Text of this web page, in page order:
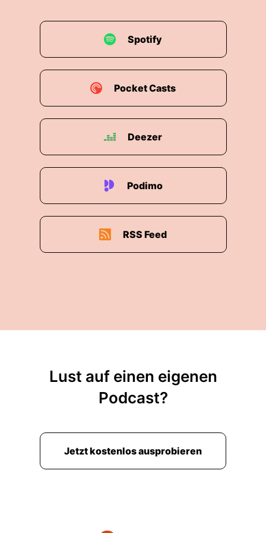
00:01:29: für dich nicht.
00:01:30: Ich hab
00:01:30: einen Parat...
00:01:33: Gut sind sie nicht zu Hause.
00:01:34: Egal.
00:01:35: Nebenbei ich habe auch keine
00:01:39: Jetzt mal im Ernst.
00:01:49: Kleines Provinzen ist mit zehn
Millionen Einwohnern.
00:01:53: für chinesische Verhältnisse
wahrscheinlich so mittel, ich weiß es nicht
genau.
tatsächlich mit der Produktion von
Spotify
Pocket Casts
Deezer
Podimo
RSS Feed
Lust auf einen eigenen
Podcast?
Jetzt kostenlos ausprobieren